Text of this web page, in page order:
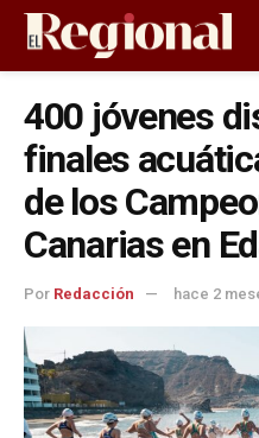
400 jóvenes
finales
de los
Canarias en
Por Redacción hace 2